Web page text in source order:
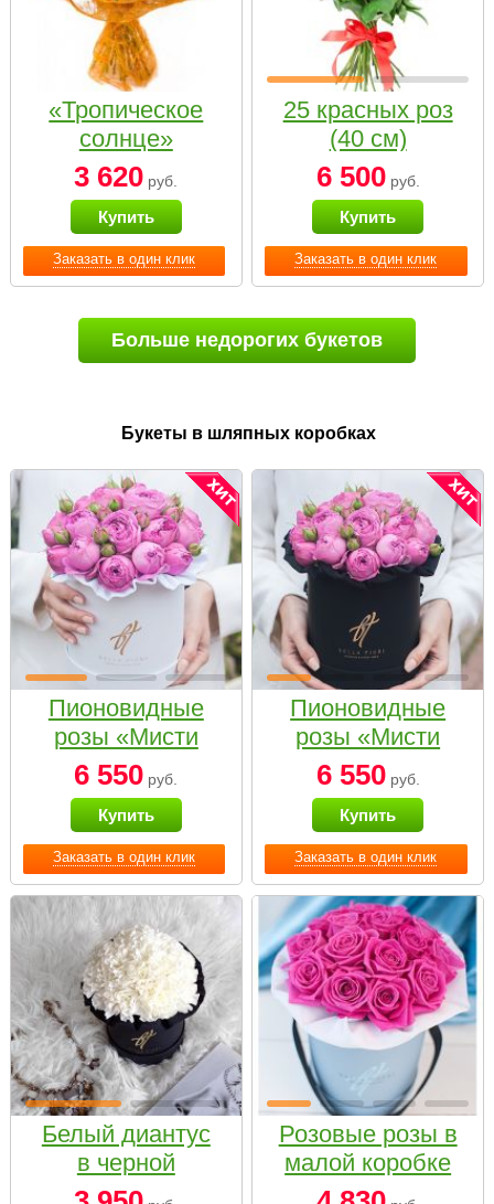
Заказать в один клик
«Тропическое
солнце»
3 620 руб.
Купить
Заказать в один клик
25 красных роз
(40 см)
6 500руб.
Купить
Больше недорогих букетов
Букеты в шляпных коробках
Заказать в один клик
Пионовидные
розы «Мисти
бабблс» в белой
коробке Small
6 550 руб.
Купить
Заказать в один клик
Пионовидные
розы «Мисти
бабблс» в
черной коробке
Small
6 550руб.
Купить
Белый диантус
в черной
коробке Small
Розовые розы в
малой коробке